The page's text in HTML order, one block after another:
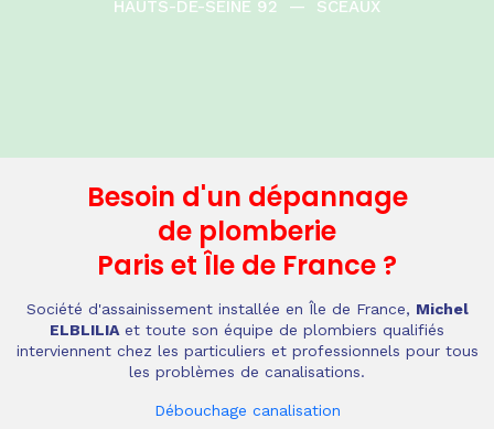
HAUTS-DE-SEINE 92
— SCEAUX
Besoin d'un dépannage
de plomberie
Paris et Île de France ?
Société d'assainissement installée en Île de France, Michel
ELBLILIA et toute son équipe de plombiers qualifiés
interviennent chez les particuliers et professionnels pour tous
les problèmes de canalisations.
Débouchage canalisation